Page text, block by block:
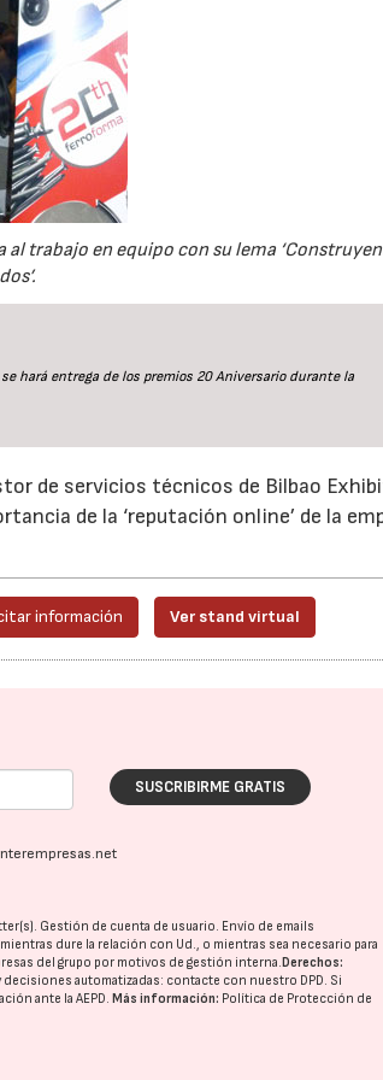
al trabajo en equipo con su lema
hará entrega de los premios 20 Aniversario durante la
de servicios técnicos de Bilbao
de la ‘reputación online’ de la
información Ver stand virtual
SUSCRIBIRME GRATIS
Gestión de cuenta de usuario. Envío de emails
mientras dure la relación con Ud., o mientras sea necesario para
del grupo por motivos de gestión interna. Derechos:
automatizadas: contacte con nuestro DPD. Si
ante laAEPD. Más información: Política de Protección de